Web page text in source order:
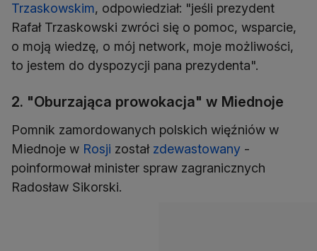
Trzaskowskim, odpowiedział: "jeśli prezydent
Rafał Trzaskowski zwróci się o pomoc, wsparcie,
o moją wiedzę, o mój network, moje możliwości,
to jestem do dyspozycji pana prezydenta".
2. "Oburzająca prowokacja" w Miednoje
Pomnik zamordowanych polskich więźniów w
Miednoje w Rosji został zdewastowany -
poinformował minister spraw zagranicznych
Radosław Sikorski.